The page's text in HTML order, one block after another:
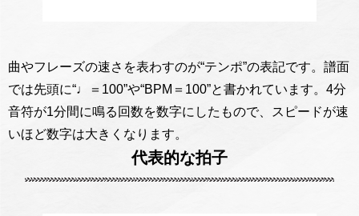
曲やフレーズの速さを表わすのが“テンポ”の表記です。譜面
では先頭に“♩＝100”や“BPM＝100”と書かれています。4分
音符が1分間に鳴る回数を数字にしたもので、スピードが速
いほど数字は大きくなります。
代表的な拍子